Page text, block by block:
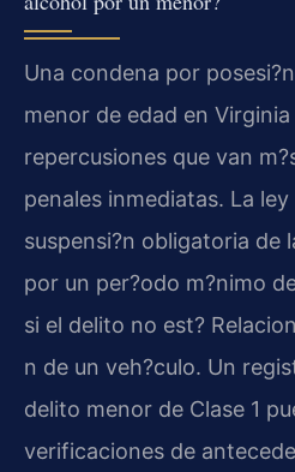
Una condena por
menor de edad en
repercusiones que van
penales inmediatas. La
suspensi?n obligatoria de
por un per?odo m?nimo
si el delito no est?
n de un veh?culo. Un
delito menor de Clase 1
verificaciones de